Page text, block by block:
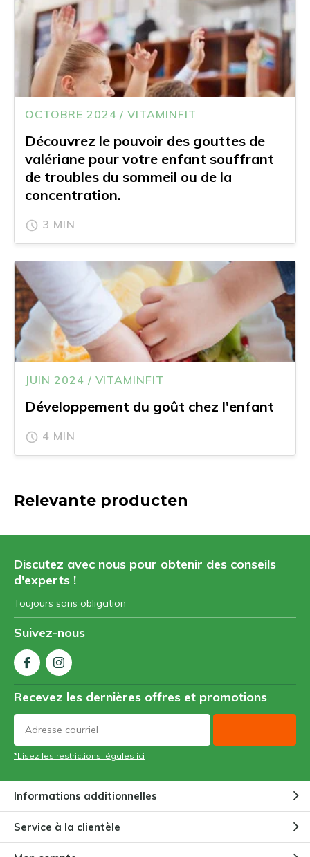
OCTOBRE 2024 / VITAMINFIT
Découvrez le pouvoir des gouttes de
valériane pour votre enfant souffrant
de troubles du sommeil ou de la
concentration.
3 MIN
JUIN 2024 / VITAMINFIT
Développement du goût chez l'enfant
4 MIN
Relevante producten
Discutez avec nous pour obtenir des conseils
d'experts !
Toujours sans obligation
Suivez-nous
Recevez les dernières offres et promotions
*Lisez les restrictions légales ici
Informations additionnelles
Service à la clientèle